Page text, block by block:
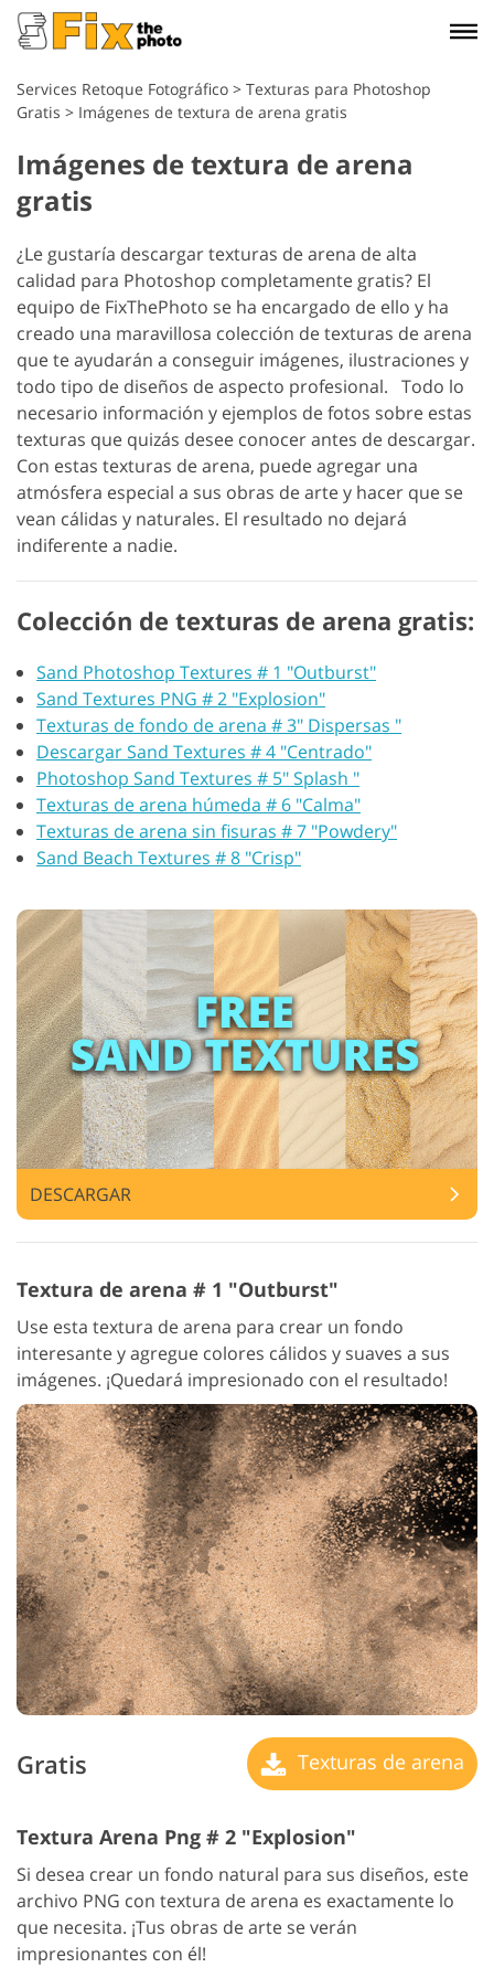
Services Retoque Fotográfico > Texturas para Photoshop
Gratis > Imágenes de textura de arena gratis
Imágenes de textura de arena
gratis
¿Le gustaría descargar texturas de arena de alta
calidad para Photoshop completamente gratis? El
equipo de FixThePhoto se ha encargado de ello y ha
creado una maravillosa colección de texturas de arena
que te ayudarán a conseguir imágenes, ilustraciones y
todo tipo de diseños de aspecto profesional. Todo lo
necesario información y ejemplos de fotos sobre estas
texturas que quizás desee conocer antes de descargar.
Con estas texturas de arena, puede agregar una
atmósfera especial a sus obras de arte y hacer que se
vean cálidas y naturales. El resultado no dejará
indiferente a nadie.
Colección de texturas de arena gratis:
Sand Photoshop Textures # 1 "Outburst"
Sand Textures PNG # 2 "Explosion"
Texturas de fondo de arena # 3" Dispersas "
Descargar Sand Textures # 4 "Centrado"
Photoshop Sand Textures # 5" Splash "
Texturas de arena húmeda # 6 "Calma"
Texturas de arena sin fisuras # 7 "Powdery"
Sand Beach Textures # 8 "Crisp"
DESCARGAR
Textura de arena # 1 "Outburst"
Use esta textura de arena para crear un fondo
interesante y agregue colores cálidos y suaves a sus
imágenes. ¡Quedará impresionado con el resultado!
Gratis Texturas de arena
Textura Arena Png # 2 "Explosion"
Si desea crear un fondo natural para sus diseños, este
archivo PNG con textura de arena es exactamente lo
que necesita. ¡Tus obras de arte se verán
impresionantes con él!